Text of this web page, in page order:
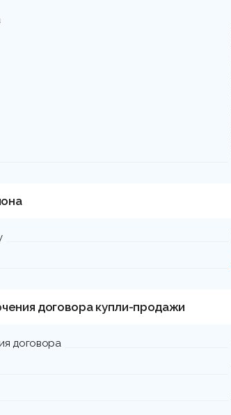
договора купли-продажи
договора